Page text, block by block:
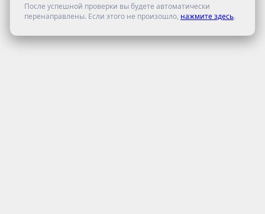
После успешной проверки вы будете автоматически
перенаправлены. Если этого не произошло, нажмите здесь.